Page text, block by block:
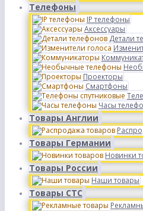
Телефоны
IP телефоны
Аксессуары
Детали
Проекторы
Смартфоны
Часы
Товары Англии
Товары Германии
Новинки
Товары России
Наши товары
Товары СТС